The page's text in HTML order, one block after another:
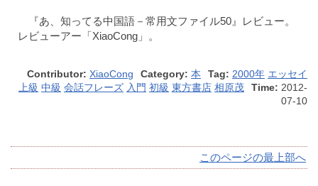
『あ、知ってる中国語－常用文ファイル50』レビュー。
レビューアー「XiaoCong」。
Contributor: XiaoCong Category: 本 Tag: 2000年 エッセイ
上級 中級 会話フレーズ 入門 初級 東方書店 相原茂 Time: 2012-
07-10
このページの最上部へ